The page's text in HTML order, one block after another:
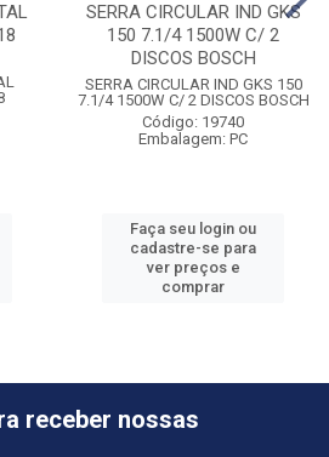
SERRA CIRCULAR IND GKS
150 7.1/4 1500W C/ 2
DISCOS BOSCH
SERRA CIRCULAR IND GKS 150
7.1/4 1500W C/ 2 DISCOS BOSCH
Código: 19740
Embalagem: PC
Faça seu login ou
cadastre-se para
ver preços e
comprar
receber nossas